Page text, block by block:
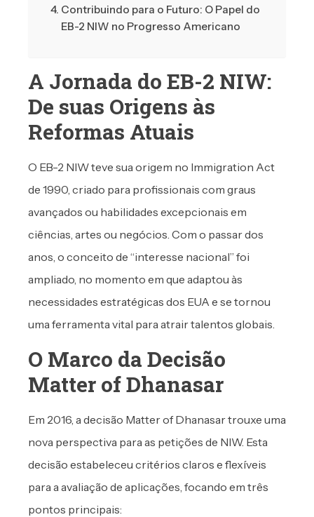
Contribuindo para o Futuro: O Papel do
EB-2 NIW no Progresso Americano
A Jornada do EB-2 NIW:
De suas Origens às
Reformas Atuais
O EB-2 NIW teve sua origem no Immigration Act
de 1990, criado para profissionais com graus
avançados ou habilidades excepcionais em
ciências, artes ou negócios. Com o passar dos
anos, o conceito de “interesse nacional” foi
ampliado, no momento em que adaptou às
necessidades estratégicas dos EUA e se tornou
uma ferramenta vital para atrair talentos globais.
O Marco da Decisão
Matter of Dhanasar
Em 2016, a decisão Matter of Dhanasar trouxe uma
nova perspectiva para as petições de NIW. Esta
decisão estabeleceu critérios claros e flexíveis
para a avaliação de aplicações, focando em três
pontos principais: